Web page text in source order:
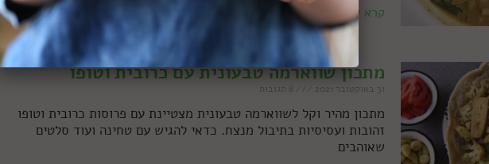
קרא עוד »
מתכון שווארמה טבעונית עם כרובית וטופו
31 באוקטובר 2021
מתכון מהיר וקל לשווארמה טבעונית מצטיינת עם פרוסות כרובית וטופו
זהובות ועסיסיות בתיבול מנצח. כדאי להגיש עם טחינה ועוד סלטים
שאוהבים